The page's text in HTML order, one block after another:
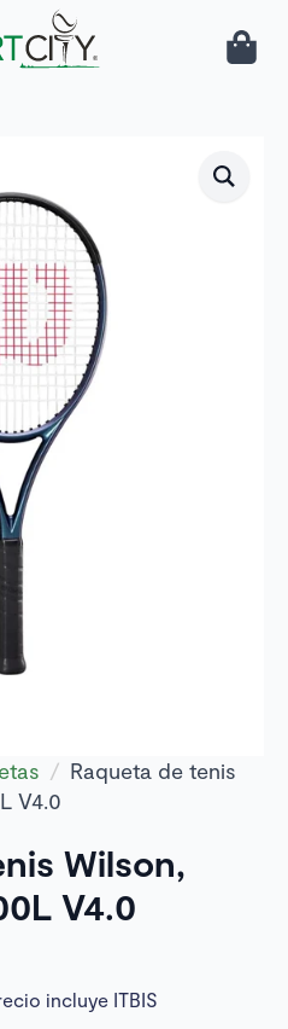
Raqueta de tenis
V4.0
Wilson,
V4.0
incluye ITBIS